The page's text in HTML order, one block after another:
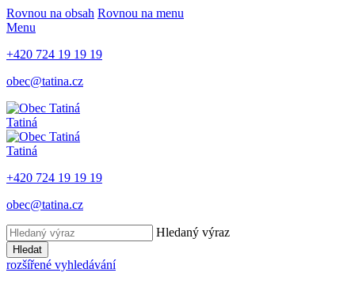
Rovnou na obsah Rovnou na menu
Menu
+420 724 19 19 19
obec@tatina.cz
Tatiná
Tatiná
+420 724 19 19 19
obec@tatina.cz
Hledaný výraz
Hledat
rozšířené vyhledávání